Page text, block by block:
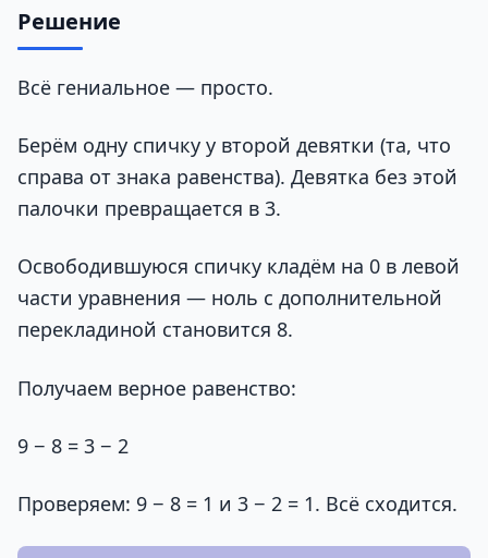
Решение
Всё гениальное — просто.
Берём одну спичку у второй девятки (та, что
справа от знака равенства). Девятка без этой
палочки превращается в 3.
Освободившуюся спичку кладём на 0 в левой
части уравнения — ноль с дополнительной
перекладиной становится 8.
Получаем верное равенство:
9 − 8 = 3 − 2
Проверяем: 9 − 8 = 1 и 3 − 2 = 1. Всё сходится.